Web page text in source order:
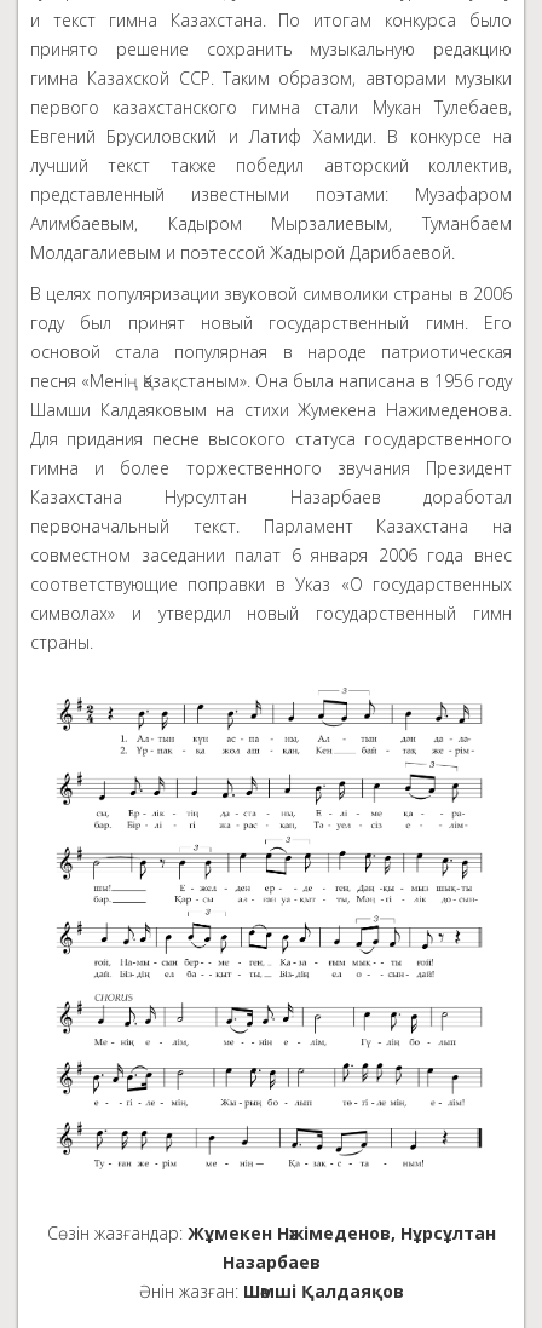
и текст гимна Казахстана. По итогам конкурса было
принято решение сохранить музыкальную редакцию
гимна Казахской ССР. Таким образом, авторами музыки
первого казахстанского гимна стали Мукан Тулебаев,
Евгений Брусиловский и Латиф Хамиди. В конкурсе на
лучший текст также победил авторский коллектив,
представленный известными поэтами: Музафаром
Алимбаевым, Кадыром Мырзалиевым, Туманбаем
Молдагалиевым и поэтессой Жадырой Дарибаевой.
В целях популяризации звуковой символики страны в 2006
году был принят новый государственный гимн. Его
основой стала популярная в народе патриотическая
песня «Менiң Қазақстаным». Она была написана в 1956 году
Шамши Калдаяковым на стихи Жумекена Нажимеденова.
Для придания песне высокого статуса государственного
гимна и более торжественного звучания Президент
Казахстана Нурсултан Назарбаев доработал
первоначальный текст. Парламент Казахстана на
совместном заседании палат 6 января 2006 года внес
соответствующие поправки в Указ «О государственных
символах» и утвердил новый государственный гимн
страны.
Сөзін жазғандар: Жұмекен Нәжімеденов, Нұрсұлтан
Назарбаев
Әнін жазған: Шәмші Қалдаяқов